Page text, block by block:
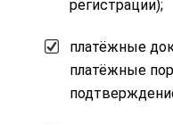
регистрации);
платёжные
платёжные